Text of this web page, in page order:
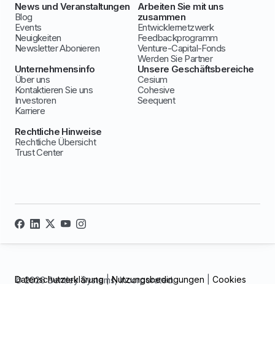
News und Veranstaltungen
Blog
Events
Neuigkeiten
Newsletter Abonieren
Arbeiten Sie mit uns
zusammen
Entwicklernetzwerk
Feedbackprogramm
Venture-Capital-Fonds
Werden Sie Partner
Unternehmensinfo
Über uns
Kontaktieren Sie uns
Investoren
Karriere
Unsere Geschäftsbereiche
Cesium
Cohesive
Seequent
Rechtliche Hinweise
Rechtliche Übersicht
Trust Center
© 2026 Bentley Systems, Incorporated.
Datenschutzerklärung|Nutzungsbedingungen Cookies